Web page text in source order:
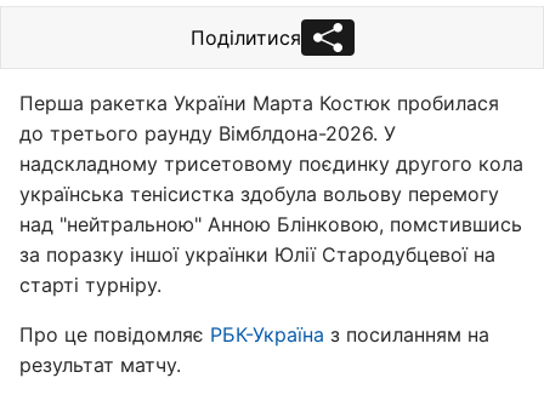
Поділитися
Перша ракетка України Марта Костюк пробилася
до третього раунду Вімблдона-2026. У
надскладному трисетовому поєдинку другого кола
українська тенісистка здобула вольову перемогу
над "нейтральною" Анною Блінковою, помстившись
за поразку іншої українки Юлії Стародубцевої на
старті турніру.
Про це повідомляє РБК-Україна з посиланням на
результат матчу.